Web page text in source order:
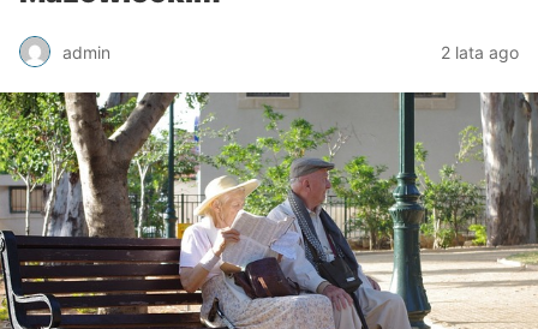
admin 2 lata ago